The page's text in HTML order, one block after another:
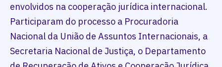
envolvidos na cooperação jurídica internacional.
Participaram do processo a Procuradoria
Nacional da União de Assuntos Internacionais, a
Secretaria Nacional de Justiça, o Departamento